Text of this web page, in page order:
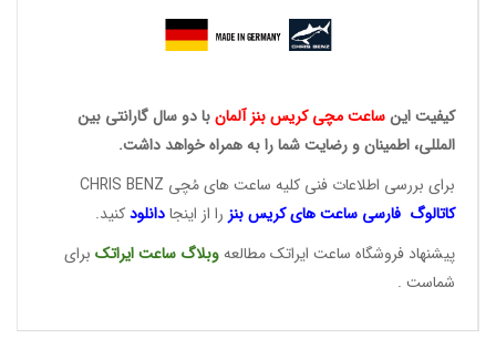
کیفیت اینساعت مچی کریسبنز آلمانبا دو سال گارانتی بین
المللی، اطمینان و رضایت شما را به همراه خواهد داشت.
برای بررسی اطلاعات فنی کلیه ساعت های مُچی CHRIS BENZ
کاتالوگ فارسی ساعت هایکریس بنز را از اینجادانلودکنید.
پیشنهاد فروشگاه ساعت ایراتک مطالعهوبلاگ ساعتایراتک برای
شماست .